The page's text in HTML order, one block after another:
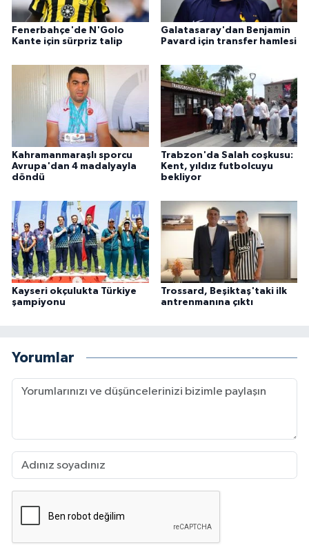
Fenerbahçe'de N'Golo
Kante için sürpriz talip
Galatasaray'dan Benjamin
Pavard için transfer hamlesi
Kahramanmaraşlı sporcu
Avrupa'dan 4 madalyayla
döndü
Trabzon'da Salah coşkusu:
Kent, yıldız futbolcuyu
bekliyor
Kayseri okçulukta Türkiye
şampiyonu
Trossard, Beşiktaş'taki ilk
antrenmanına çıktı
Yorumlar